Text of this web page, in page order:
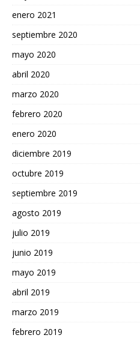
enero 2021
septiembre 2020
mayo 2020
abril 2020
marzo 2020
febrero 2020
enero 2020
diciembre 2019
octubre 2019
septiembre 2019
agosto 2019
julio 2019
junio 2019
mayo 2019
abril 2019
marzo 2019
febrero 2019